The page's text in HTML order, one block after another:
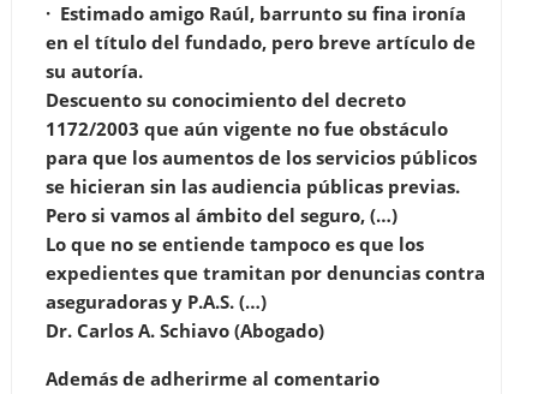
· Estimado amigo Raúl, barrunto su fina ironía
en el título del fundado, pero breve artículo de
su autoría.
Descuento su conocimiento del decreto
1172/2003 que aún vigente no fue obstáculo
para que los aumentos de los servicios públicos
se hicieran sin las audiencia públicas previas.
Pero si vamos al ámbito del seguro, (…)
Lo que no se entiende tampoco es que los
expedientes que tramitan por denuncias contra
aseguradoras y P.A.S. (…)
Dr. Carlos A. Schiavo (Abogado)
Además de adherirme al comentario